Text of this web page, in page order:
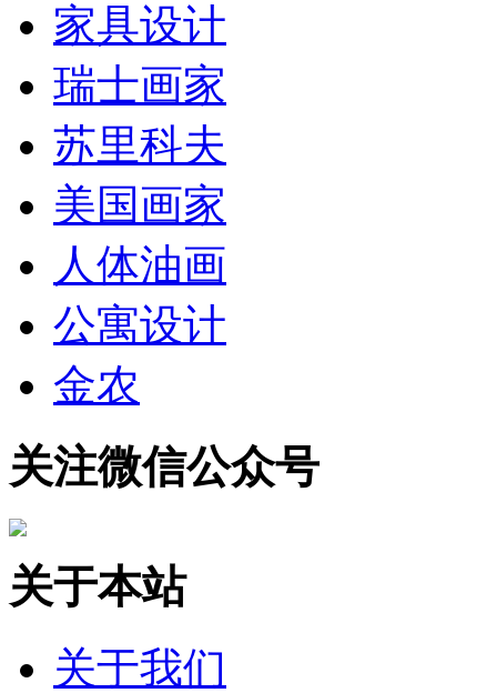
家具设计
瑞士画家
苏里科夫
美国画家
人体油画
公寓设计
金农
关注微信公众号
关于本站
关于我们